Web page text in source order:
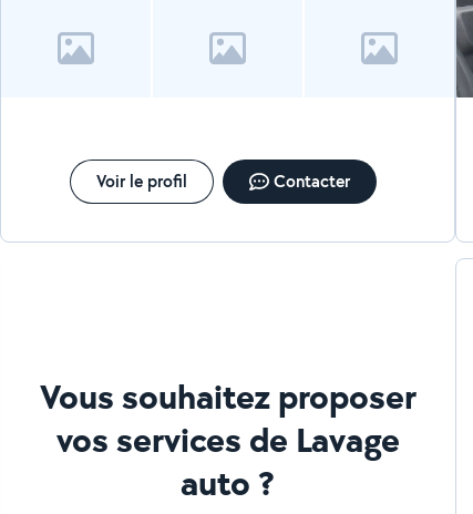
Voir le profil Contacter
Vous souhaitez proposer
vos services de Lavage
auto ?